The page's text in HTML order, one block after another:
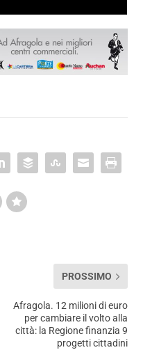
PROSSIMO
Afragola. 12 milioni di euro
per cambiare il volto alla
città: la Regione finanzia 9
progetti cittadini